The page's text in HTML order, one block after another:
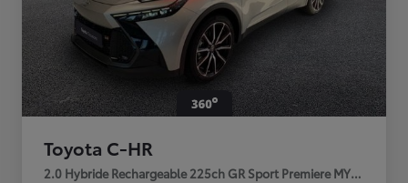
Toyota C-HR
2.0 Hybride Rechargeable 225ch GR Sport Premiere MY25